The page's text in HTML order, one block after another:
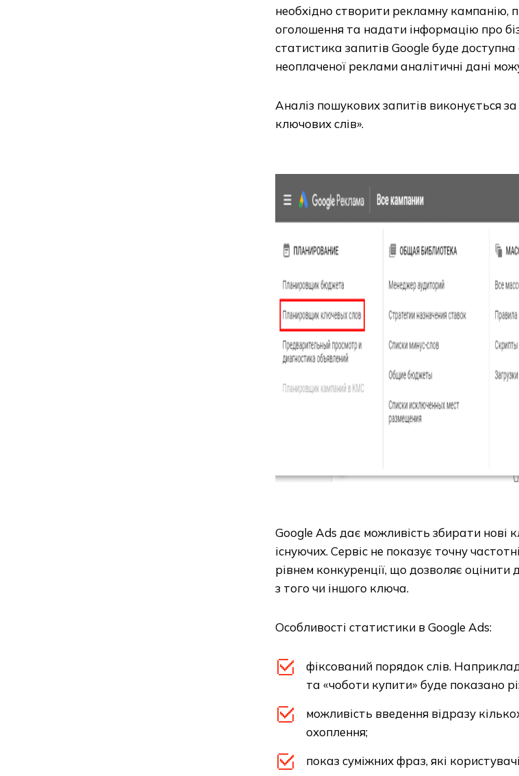
необхідно створити рекламну кампанію,
оголошення та надати інформацію про
статистика запитів Google буде
неоплаченої реклами аналітичні дані
Аналіз пошукових запитів виконується
ключових слів».
Google Ads дає можливість збирати нові
існуючих. Сервіс не показує точну
рівнем конкуренції, що дозволяє оцінити
з того чи іншого ключа.
Особливості статистики в Google Ads:
фіксований порядок слів.
та «чоботи купити» буде показано
можливість введення відразу
охоплення;
показ суміжних фраз, які